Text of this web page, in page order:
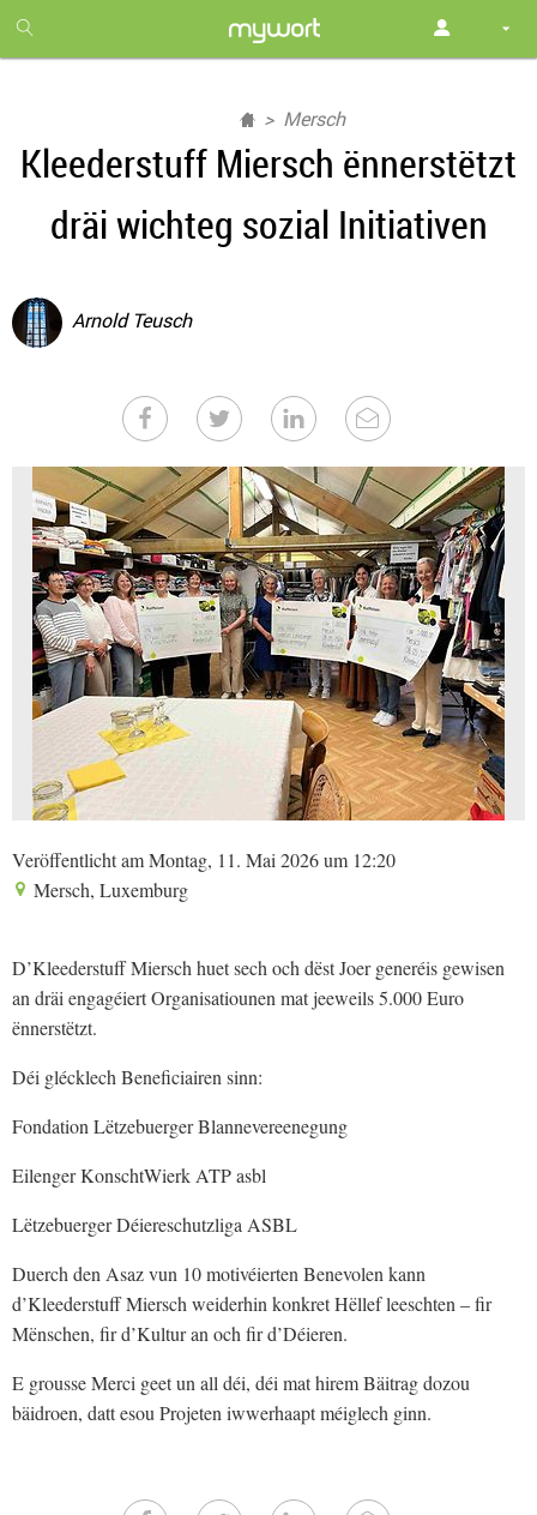
month
free
Mersch
Kleederstuff Miersch ënnerstëtzt
dräi wichteg sozial Initiativen
Arnold Teusch
Veröffentlicht am Montag, 11. Mai 2026 um 12:20
Mersch, Luxemburg
D’Kleederstuff Miersch huet sech och dëst Joer generéis gewisen
an dräi engagéiert Organisatiounen mat jeeweils 5.000 Euro
ënnerstëtzt.
Déi glécklech Beneficiairen sinn:
Fondation Lëtzebuerger Blannevereenegung
Eilenger KonschtWierk ATP asbl
Lëtzebuerger Déiereschutzliga ASBL
Duerch den Asaz vun 10 motivéierten Benevolen kann
d’Kleederstuff Miersch weiderhin konkret Hëllef leeschten – fir
Mënschen, fir d’Kultur an och fir d’Déieren.
E grousse Merci geet un all déi, déi mat hirem Bäitrag dozou
bäidroen, datt esou Projeten iwwerhaapt méiglech ginn.